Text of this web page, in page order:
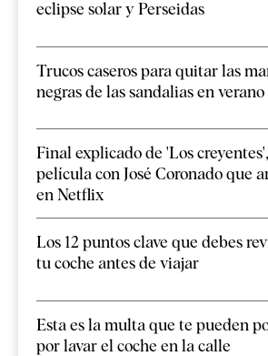
eclipse solar y Perseidas
Trucos caseros para quitar las
negras de las sandalias en verano
Final explicado de 'Los
película con José Coronado que
en Netflix
Los 12 puntos clave que debes
tu coche antes de viajar
Esta es la multa que te pueden
por lavar el coche en la calle